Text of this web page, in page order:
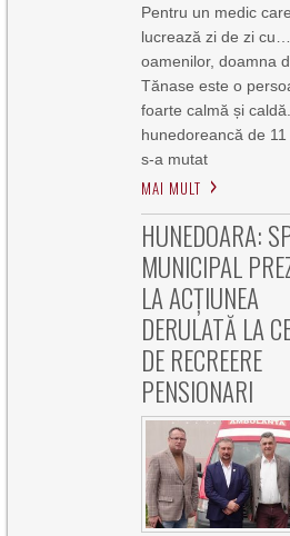
Pentru un medic care
lucrează zi de zi
oamenilor, doamna
Tănase este o
foarte calmă și
hunedoreancă de
s-a mutat
MAI MULT
HUNEDOARA:
MUNICIPAL
LA ACȚIUNEA
DERULATĂ LA
DE RECREERE
PENSIONARI